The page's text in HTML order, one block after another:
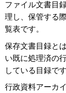
ファイル文書目
理し、保管する
覧表です。
保存文書目録と
い既に処理済の
している目録です
行政資料アーカ